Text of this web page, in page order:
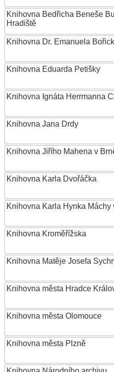
Knihovna Bedřicha Beneše
Hradiště
Knihovna Dr. Emanuela
Knihovna Eduarda Petišky
Knihovna Ignáta Herrmanna
Knihovna Jana Drdy
Knihovna Jiřího Mahena v
Knihovna Karla Dvořáčka
Knihovna Karla Hynka Máchy
Knihovna Kroměřížska
Knihovna Matěje Josefa
Knihovna města Hradce
Knihovna města Olomouce
Knihovna města Plzně